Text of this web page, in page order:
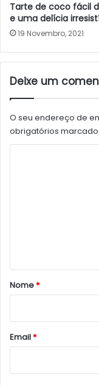
Tarte de coco fácil
e uma delícia
19 Novembro, 2021
Deixe um
O seu endereço de
obrigatórios
r
*
Nome*
Email*